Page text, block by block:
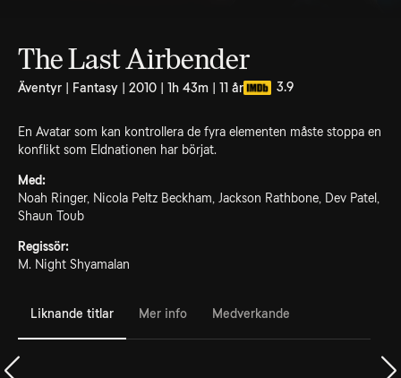
The Last Airbender
Äventyr | Fantasy | 2010 | 1h 43m | 11 år 3.9
En Avatar som kan kontrollera de fyra elementen måste stoppa en
konflikt som Eldnationen har börjat.
Med:
Noah Ringer, Nicola Peltz Beckham, Jackson Rathbone, Dev Patel,
Shaun Toub
Regissör:
M. Night Shyamalan
Liknande titlar Mer info Medverkande